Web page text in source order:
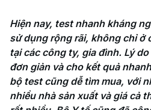
Hiện nay, test nhanh kháng
sử dụng rộng rãi, không chỉ ở
tại các công ty, gia đình. Lý
đơn giản và cho kết quả
bộ test cũng dễ tìm mua, với
nhiều nhà sản xuất và giá cả